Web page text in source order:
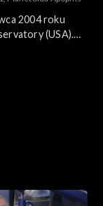
2004 roku
(USA).
asteroid,